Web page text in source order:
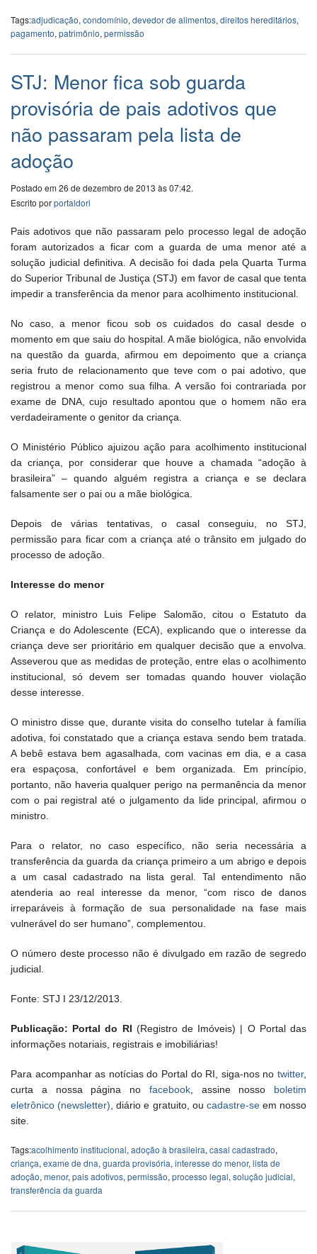
Tags:adjudicação, condomínio, devedor de alimentos, direitos hereditários,
pagamento, patrimônio, permissão
STJ: Menor fica sob guarda
provisória de pais adotivos que
não passaram pela lista de
adoção
Postado em 26 de dezembro de 2013 às 07:42.
Escrito porportaldori
Pais adotivos que não passaram pelo processo legal de adoção
foram autorizados a ficar com a guarda de uma menor até a
solução judicial definitiva. A decisão foi dada pela Quarta Turma
do Superior Tribunal de Justiça (STJ) em favor de casal que tenta
impedir a transferência da menor para acolhimento institucional.
No caso, a menor ficou sob os cuidados do casal desde o
momento em que saiu do hospital. A mãe biológica, não envolvida
na questão da guarda, afirmou em depoimento que a criança
seria fruto de relacionamento que teve com o pai adotivo, que
registrou a menor como sua filha. A versão foi contrariada por
exame de DNA, cujo resultado apontou que o homem não era
verdadeiramente o genitor da criança.
O Ministério Público ajuizou ação para acolhimento institucional
da criança, por considerar que houve a chamada “adoção à
brasileira” – quando alguém registra a criança e se declara
falsamente ser o pai ou a mãe biológica.
Depois de várias tentativas, o casal conseguiu, no STJ,
permissão para ficar com a criança até o trânsito em julgado do
processo de adoção.
Interesse do menor
O relator, ministro Luis Felipe Salomão, citou o Estatuto da
Criança e do Adolescente (ECA), explicando que o interesse da
criança deve ser prioritário em qualquer decisão que a envolva.
Asseverou que as medidas de proteção, entre elas o acolhimento
institucional, só devem ser tomadas quando houver violação
desse interesse.
O ministro disse que, durante visita do conselho tutelar à família
adotiva, foi constatado que a criança estava sendo bem tratada.
A bebê estava bem agasalhada, com vacinas em dia, e a casa
era espaçosa, confortável e bem organizada. Em princípio,
portanto, não haveria qualquer perigo na permanência da menor
com o pai registral até o julgamento da lide principal, afirmou o
ministro.
Para o relator, no caso específico, não seria necessária a
transferência da guarda da criança primeiro a um abrigo e depois
a um casal cadastrado na lista geral. Tal entendimento não
atenderia ao real interesse da menor, “com risco de danos
irreparáveis à formação de sua personalidade na fase mais
vulnerável do ser humano”, complementou.
O número deste processo não é divulgado em razão de segredo
judicial.
Fonte: STJ I 23/12/2013.
Publicação: Portal do RI (Registro de Imóveis) | O Portal das
informações notariais, registrais e imobiliárias!
Para acompanhar as notícias do Portal do RI, siga-nos no twitter,
curta a nossa página no facebook, assine nosso boletim
eletrônico (newsletter) , diário e gratuito, ou cadastre-seem nosso
site.
Tags:acolhimento institucional, adoção à brasileira, casal cadastrado,
criança, exame de dna, guarda provisória, interesse do menor, lista de
adoção, menor, pais adotivos, permissão, processo legal, solução judicial,
transferência da guarda